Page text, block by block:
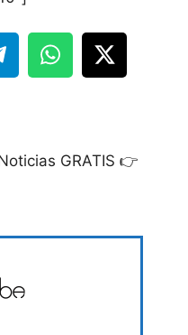
GRATIS 👉